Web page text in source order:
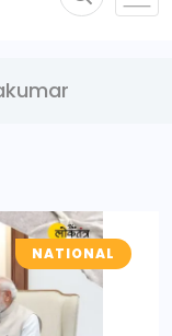
NATIONAL